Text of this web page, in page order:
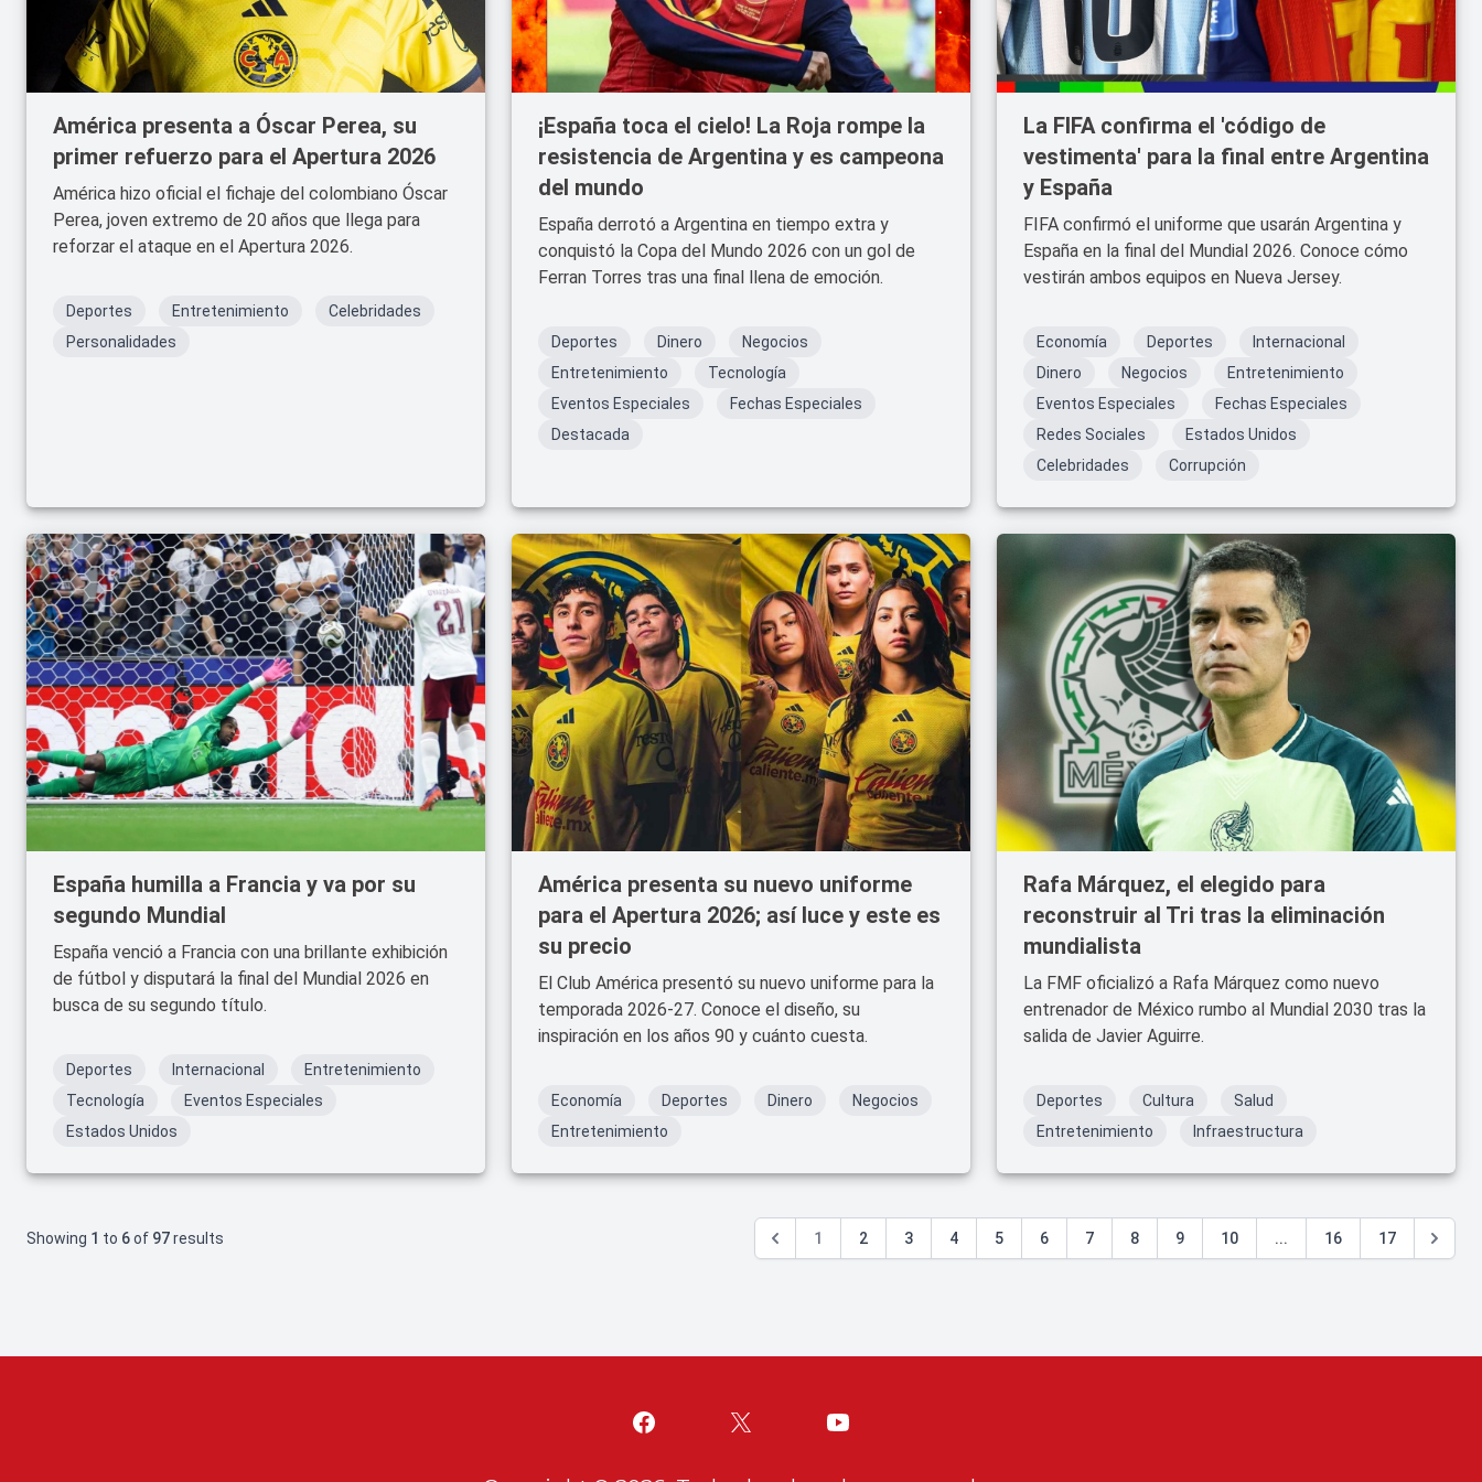
América presenta a Óscar Perea, su
primer refuerzo para el Apertura 2026
América hizo oficial el fichaje del colombiano Óscar
Perea, joven extremo de 20 años que llega para
reforzar el ataque en el Apertura 2026.
Deportes Entretenimiento
Celebridades
Personalidades
¡España toca el cielo! La Roja rompe la
resistencia de Argentina y es campeona
del mundo
España derrotó a Argentina en tiempo extra y
conquistó la Copa del Mundo 2026 con un gol de
Ferran Torres tras una final llena de emoción.
Deportes Dinero
Negocios
Entretenimiento
Tecnología
Eventos Especiales
Fechas Especiales
Destacada
La FIFA confirma el 'código de
vestimenta' para la final entre Argentina
y España
FIFA confirmó el uniforme que usarán Argentina y
España en la final del Mundial 2026. Conoce cómo
vestirán ambos equipos en Nueva Jersey.
Economía Deportes
Internacional
Dinero
Negocios
Entretenimiento
Eventos Especiales
Fechas Especiales
Redes Sociales
Estados Unidos
Celebridades
Corrupción
España humilla a Francia y va por su
segundo Mundial
España venció a Francia con una brillante exhibición
de fútbol y disputará la final del Mundial 2026 en
busca de su segundo título.
Deportes Internacional
Entretenimiento
Tecnología
Eventos Especiales
Estados Unidos
América presenta su nuevo uniforme
para el Apertura 2026; así luce y este es
su precio
El Club América presentó su nuevo uniforme para la
temporada 2026-27. Conoce el diseño, su
inspiración en los años 90 y cuánto cuesta.
Economía Deportes Dinero
Negocios
Entretenimiento
Rafa Márquez, el elegido para
reconstruir al Tri tras la eliminación
mundialista
La FMF oficializó a Rafa Márquez como nuevo
entrenador de México rumbo al Mundial 2030 tras la
salida de Javier Aguirre.
Deportes Cultura
Salud
Entretenimiento
Infraestructura
Showing 1 to 6of 97results 1 2 3 4 5 6 7 8 9 10 ... 16 17